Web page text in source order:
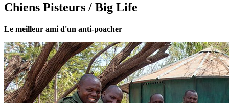
Chiens Pisteurs / Big Life
Le meilleur ami d'un anti-poacher